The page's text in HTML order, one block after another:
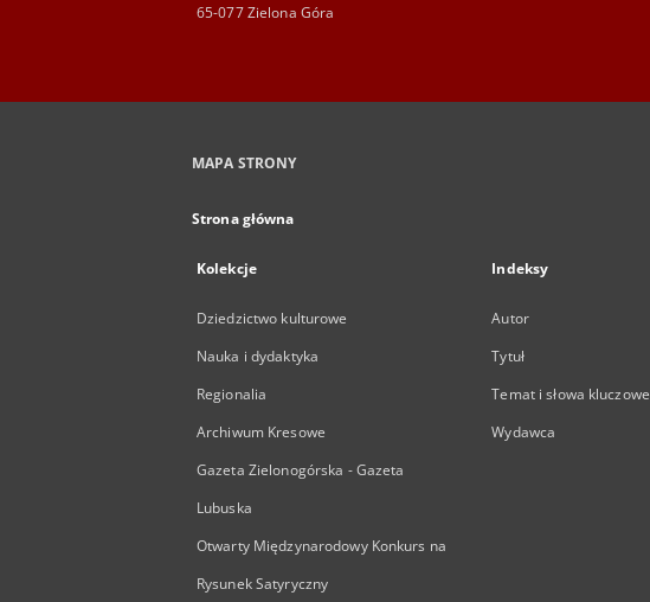
65-077 Zielona Góra
MAPA STRONY
Strona główna
Kolekcje
Dziedzictwo kulturowe
Nauka i dydaktyka
Regionalia
Archiwum Kresowe
Gazeta Zielonogórska - Gazeta
Lubuska
Otwarty Międzynarodowy Konkurs na
Rysunek Satyryczny
Indeksy
Autor
Tytuł
Temat i słowa kluczowe
Wydawca